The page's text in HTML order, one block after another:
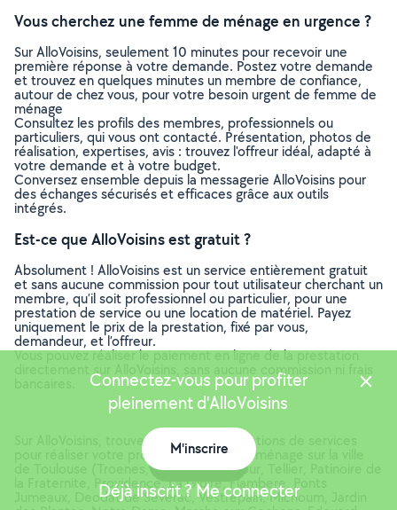
Vous cherchez une femme de ménage en urgence ?
Sur AlloVoisins, seulement 10 minutes pour recevoir une
première réponse à votre demande. Postez votre demande
et trouvez en quelques minutes un membre de confiance,
autour de chez vous, pour votre besoin urgent de femme de
ménage
Consultez les profils des membres, professionnels ou
particuliers, qui vous ont contacté. Présentation, photos de
réalisation, expertises, avis : trouvez l'offreur idéal, adapté à
votre demande et à votre budget.
Conversez ensemble depuis la messagerie AlloVoisins pour
des échanges sécurisés et efficaces grâce aux outils
intégrés.
Est-ce que AlloVoisins est gratuit ?
Absolument ! AlloVoisins est un service entièrement gratuit
et sans aucune commission pour tout utilisateur cherchant un
membre, qu’il soit professionnel ou particulier, pour une
prestation de service ou une location de matériel. Payez
uniquement le prix de la prestation, fixé par vous,
demandeur, et l’offreur.
Vous pouvez réaliser le paiement en ligne de la prestation
directement sur AlloVoisins, sans aucune commission ni frais
Sur AlloVoisins, trouvez toutes les prestations de services
pour réaliser votre projet de Femme de ménage sur la ville
de Toulouse (Troenes, La Pointe, Deltour, Tellier, Patinoire de
la Fraternite, Providence, La Gloire, Flambere, Ponts
Jumeaux, Deodat de Severac, Vestrepain, Michoum, Jardin
Connectez-vous pour profiter
pleinement d'AlloVoisins
M'inscrire
Déjà inscrit ? Me connecter